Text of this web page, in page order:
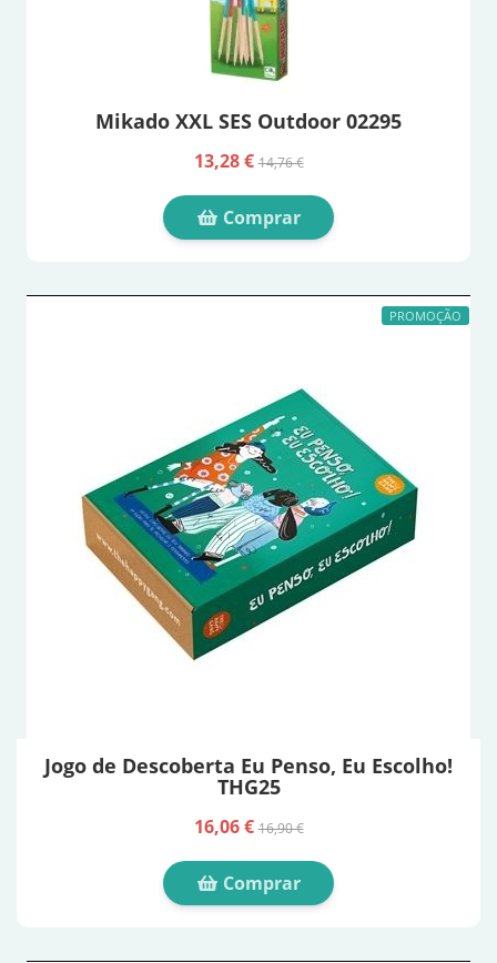
Mikado XXL SES Outdoor 02295
13,28 €14,76 €
Comprar
PROMOÇÃO
Jogo de Descoberta Eu Penso, Eu Escolho!
THG25
16,06 €16,90 €
Comprar